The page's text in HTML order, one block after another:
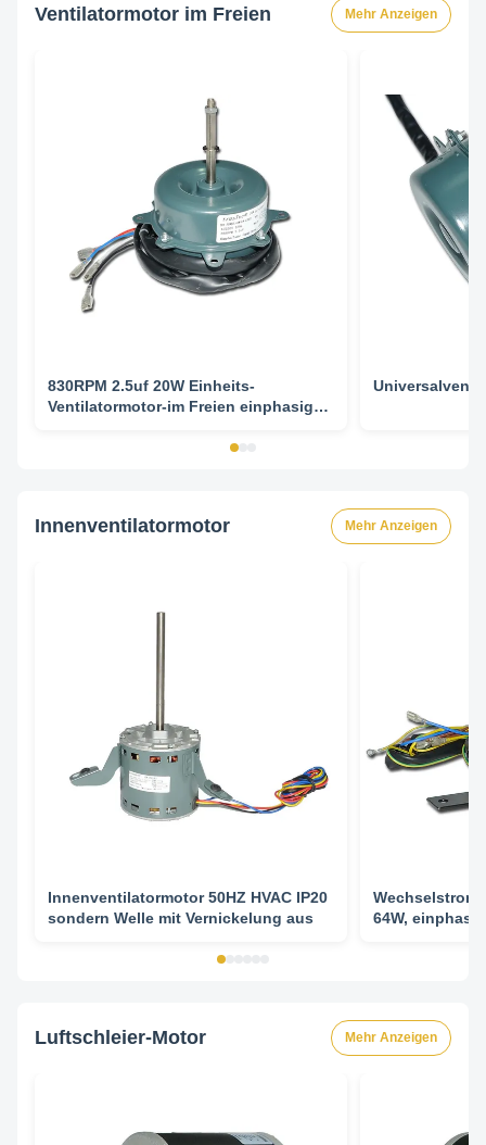
Ventilatormotor im Freien Mehr Anzeigen
830RPM 2.5uf 20W Einheits-
Ventilatormotor-im Freien einphasiges
Innenventilatormotor Mehr Anzeigen
Innenventilatormotor 50HZ HVAC IP20
sondern Welle mit Vernickelung aus
64W,
Luftschleier-Motor Mehr Anzeigen